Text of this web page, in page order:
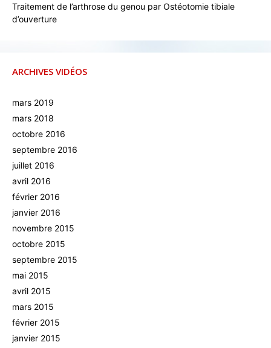
Traitement de l’arthrose du genou par Ostéotomie tibiale
d’ouverture
ARCHIVES VIDÉOS
mars 2019
mars 2018
octobre 2016
septembre 2016
juillet 2016
avril 2016
février 2016
janvier 2016
novembre 2015
octobre 2015
septembre 2015
mai 2015
avril 2015
mars 2015
février 2015
janvier 2015